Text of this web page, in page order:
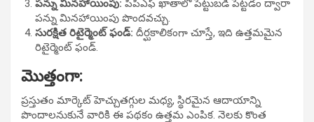
పన్ను మినహాయింపు: పీపీఎఫ్ ఖాతాలో పెట్టుబడి పెట్టడం ద్వారా
పన్ను మినహాయింపు పొందవచ్చు.
సురక్షిత రిటైర్మెంట్ ఫండ్: దీర్ఘకాలికంగా చూస్తే, ఇది ఉత్తమమైన
రిటైర్మెంట్ ఫండ్.
మొత్తంగా:
ప్రస్తుతం మార్కెట్ హెచ్చుతగ్గుల మధ్య, స్థిరమైన ఆదాయాన్ని
పొందాలనుకునే వారికి ఈ పథకం ఉత్తమ ఎంపిక. నెలకు కొంత